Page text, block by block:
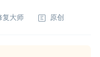
复大师 原创